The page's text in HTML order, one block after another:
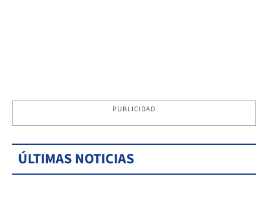
PUBLICIDAD
ÚLTIMAS NOTICIAS